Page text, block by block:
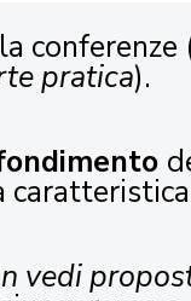
conferenze
pratica).
vedi